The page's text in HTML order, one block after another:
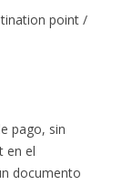
point /
pago, sin
en el
documento